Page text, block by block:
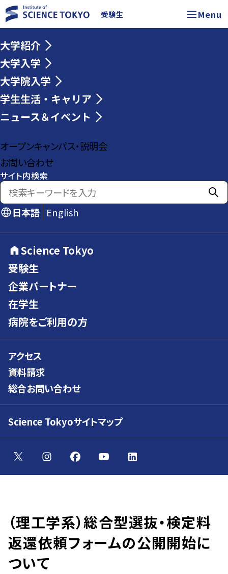
受験生 Menu
大学紹介
大学入学
大学院入学
学生生活・キャリア
ニュース＆イベント
オープンキャンパス・説明会
お問い合わせ
サイト内検索
日本語 English
Science Tokyo
受験生
企業パートナー
在学生
病院をご利用の方
アクセス
資料請求
総合お問い合わせ
Science Tokyoサイトマップ
（理工学系）総合型選抜・検定料
返還依頼フォームの公開開始に
ついて